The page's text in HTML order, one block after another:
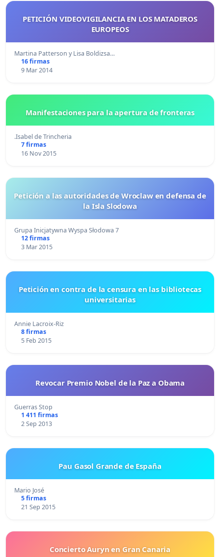
PETICIÓN VIDEOVIGILANCIA EN LOS MATADEROS
EUROPEOS
Martina Patterson y Lisa Boldizsa…
16 firmas
9 Mar 2014
Manifestaciones para la apertura de fronteras
.Isabel de Trincheria
7 firmas
16 Nov 2015
Petición a las autoridades de Wroclaw en defensa de
la Isla Slodowa
Grupa Inicjatywna Wyspa Słodowa 7
12 firmas
3 Mar 2015
Petición en contra de la censura en las bibliotecas
universitarias
Annie Lacroix-Riz
8 firmas
5 Feb 2015
Revocar Premio Nobel de la Paz a Obama
Guerras Stop
1 411 firmas
2 Sep 2013
Pau Gasol Grande de España
Mario José
5 firmas
21 Sep 2015
Concierto Auryn en Gran Canaria